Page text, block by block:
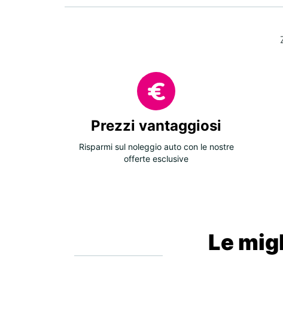
Prezzi vantaggiosi
Risparmi sul noleggio auto con le nostre
offerte esclusive
Le